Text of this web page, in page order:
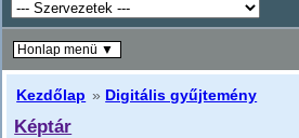
Kezdőlap » Digitális gyűjtemény
Képtár
Honlap menü ▼